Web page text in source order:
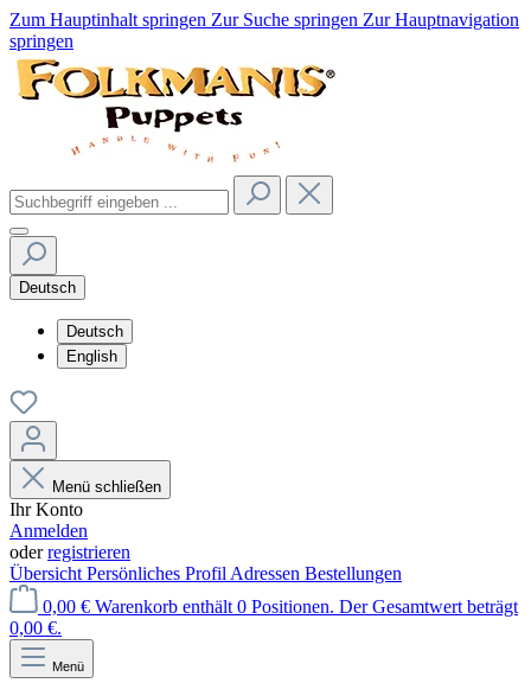
Zum Hauptinhalt springen Zur Suche springen Zur Hauptnavigation
springen
Deutsch
Deutsch
English
Menü schließen
Ihr Konto
Anmelden
oderregistrieren
Übersicht Persönliches Profil Adressen Bestellungen
0,00 € Warenkorb enthält 0 Positionen. Der Gesamtwert beträgt
0,00 €.
Menü